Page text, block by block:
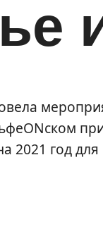
год для